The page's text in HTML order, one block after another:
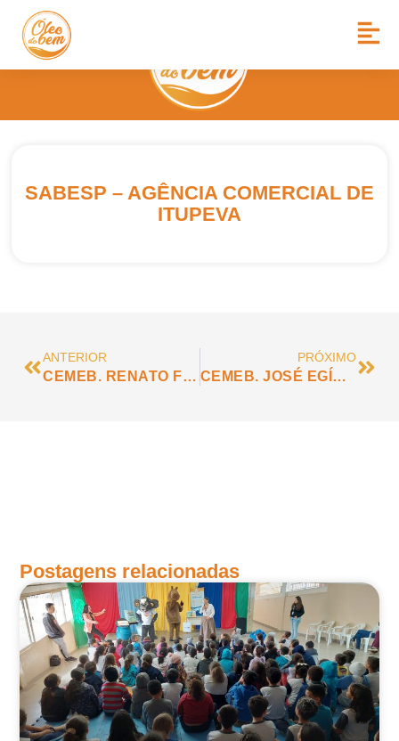
SABESP – AGÊNCIA COMERCIAL DE
ITUPEVA
ANTERIOR
CEMEB. RENATO FOGA
PRÓXIMO
CEMEB. JOSÉ EGÍDIO
Postagens relacionadas